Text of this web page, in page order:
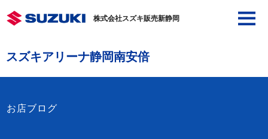
株式会社スズキ販売新静岡
スズキアリーナ静岡南安倍
お店ブログ